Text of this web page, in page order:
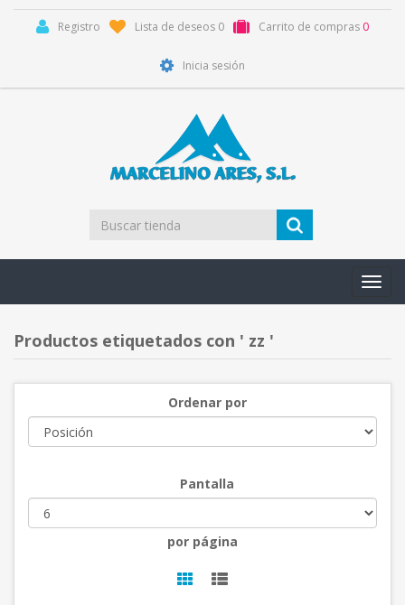
Registro Lista de deseos 0 Carrito de compras 0
Inicia sesión
Productos etiquetados con ' zz '
Ordenar por
Pantalla
por página